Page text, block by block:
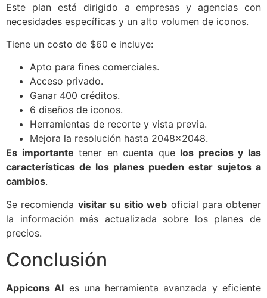
Este plan está dirigido a empresas y agencias con
necesidades específicas y un alto volumen de iconos.
Tiene un costo de $60 e incluye:
Apto para fines comerciales.
Acceso privado.
Ganar 400 créditos.
6 diseños de iconos.
Herramientas de recorte y vista previa.
Mejora la resolución hasta 2048x2048.
Es importante tener en cuenta que los precios y las
características de los planes pueden estar sujetos a
cambios.
Se recomienda visitar su sitio web oficial para obtener
la información más actualizada sobre los planes de
precios.
Conclusión
Appicons AI es una herramienta avanzada y eficiente